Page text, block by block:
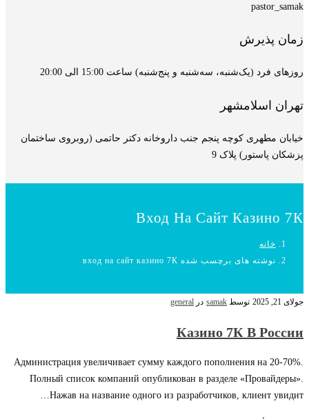
pastor_samak
زمان پذیرش
روزهای فرد (یک‌شنبه، سه‌شنبه و پنج‌شنبه) ساعت 15:00 الی 20:00
تهران اسلامشهر
خیابان مطهری کوچه پنجم جنب داروخانه دکتر حاتمی (روبروی ساختمان
پزشکان پاستور) پلاک 9
Вход На Сайт Казино 7К
خانه
نوشته های برچسب شده вход на сайт казино 7К
جولای 21, 2025 توسط samak در general
Казино 7К В России
Администрация увеличивает сумму каждого пополнения на 20-70%.
Полный список компаний опубликован в разделе «Провайдеры».
Нажав на название одного из разработчиков, клиент увидит…